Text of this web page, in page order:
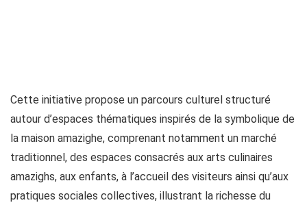
Cette initiative propose un parcours culturel structuré
autour d’espaces thématiques inspirés de la symbolique de
la maison amazighe, comprenant notamment un marché
traditionnel, des espaces consacrés aux arts culinaires
amazighs, aux enfants, à l’accueil des visiteurs ainsi qu’aux
pratiques sociales collectives, illustrant la richesse du